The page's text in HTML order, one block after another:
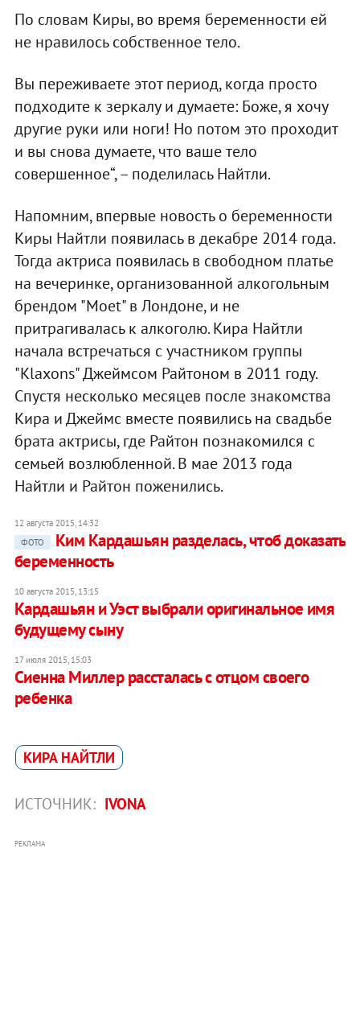
По словам Киры, во время беременности ей
не нравилось собственное тело.
Вы переживаете этот период, когда просто
подходите к зеркалу и думаете: Боже, я хочу
другие руки или ноги! Но потом это проходит
и вы снова думаете, что ваше тело
совершенное“, – поделилась Найтли.
Напомним, впервые новость о беременности
Киры Найтли появилась в декабре 2014 года.
Тогда актриса появилась в свободном платье
на вечеринке, организованной алкогольным
брендом "Moet" в Лондоне, и не
притрагивалась к алкоголю. Кира Найтли
начала встречаться с участником группы
"Klaxons" Джеймсом Райтоном в 2011 году.
Спустя несколько месяцев после знакомства
Кира и Джеймс вместе появились на свадьбе
брата актрисы, где Райтон познакомился с
семьей возлюбленной. В мае 2013 года
Найтли и Райтон поженились.
12 августа 2015, 14:32
ФОТО
Ким Кардашьян разделась, чтоб доказать
беременность
10 августа 2015, 13:15
Кардашьян и Уэст выбрали оригинальное имя
будущему сыну
17 июля 2015, 15:03
Сиенна Миллер рассталась с отцом своего
ребенка
КИРА НАЙТЛИ
ИСТОЧНИК: IVONA
РЕКЛАМА